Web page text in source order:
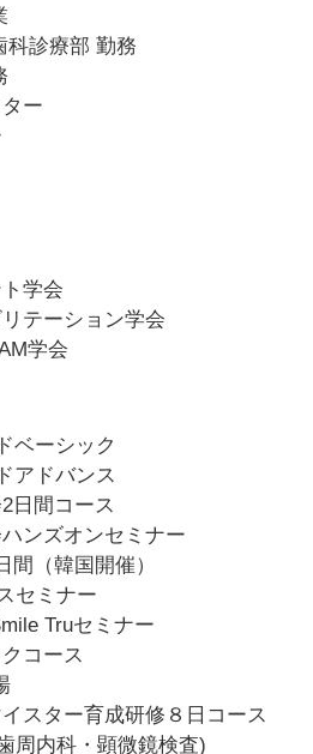
科診療部 勤務
ー
学会
テーション学会
学会
ベーシック
アドバンス
日間コース
ンズオンセミナー
間（韓国開催）
セミナー
Truセミナー
コース
スター育成研修８日コース
周内科・顕微鏡検査)